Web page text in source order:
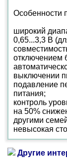
Особенности
широкий
0,65...3,3 В
отключением
выключении
подавление
питания;
контроль
на 50%
другими
невысокая
Другие